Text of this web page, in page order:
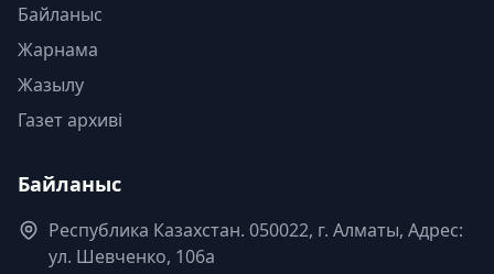
Байланыс
Жарнама
Жазылу
Газет архиві
Байланыс
Республика Казахстан. 050022, г. Алматы, Адрес:
ул. Шевченко, 106а